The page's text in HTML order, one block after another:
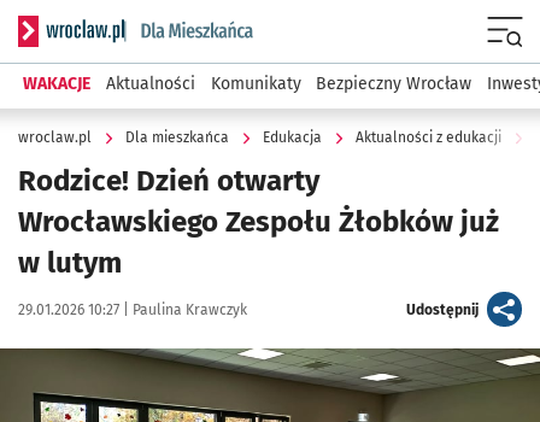
Serwis informacyjny wroclaw.pl podserwis: Dla mieszkańca
WAKACJE Aktualności Komunikaty Bezpieczny Wrocław
wroclaw.pl Dla mieszkańca Edukacja Aktualności z edukacji
Rodzice! Dzień otwarty
Wrocławskiego Zespołu Żłobków już
w lutym
Data publikacji:
29.01.2026 10:27 | Autor:
Paulina Krawczyk Udostępnijartykuł
Kliknij, aby powiększyć